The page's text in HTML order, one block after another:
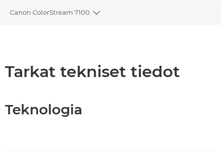
Canon ColorStream 7100
Toggle breadcrumbs
Tarkat tekniset tiedot
Teknologia